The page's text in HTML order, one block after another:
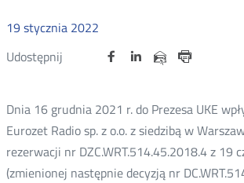
19stycznia 2022
Udostępnij
Udostępnij
Otwórz Udostępnij
na
OtwórzUdostępnij
na
OtwórzUdostępnij
przez
Dnia 16 grudnia 2021 r. do Prezesa UKE
Eurozet Radio sp. z o.o. z siedzibą w
rezerwacji nr DZC.WRT.514.45.2018.4 z 19
(zmienionej następnie decyzją nr